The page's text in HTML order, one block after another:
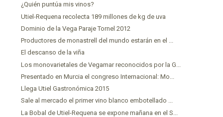
¿Quién puntúa mis vinos?
Utiel-Requena recolecta 189 millones de kg de uva
Dominio de la Vega Paraje Tornel 2012
Productores de monastrell del mundo estarán en el ...
El descanso de la viña
Los monovarietales de Vegamar reconocidos por la G...
Presentado en Murcia el congreso Internacional: Mo...
Llega Utiel Gastronómica 2015
Sale al mercado el primer vino blanco embotellado ...
La Bobal de Utiel-Requena se expone mañana en el S...